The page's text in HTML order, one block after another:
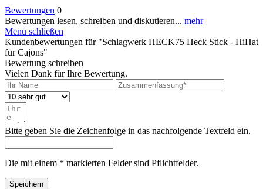
Bewertungen 0
Bewertungen lesen, schreiben und diskutieren... mehr
Menü schließen
Kundenbewertungen für "Schlagwerk HECK75 Heck Stick - HiHat
für Cajons"
Bewertung schreiben
Vielen Dank für Ihre Bewertung.
Bitte geben Sie die Zeichenfolge in das nachfolgende Textfeld ein.
Die mit einem * markierten Felder sind Pflichtfelder.
Speichern